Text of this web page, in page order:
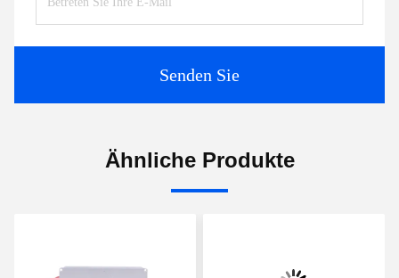
Senden Sie
Ähnliche Produkte